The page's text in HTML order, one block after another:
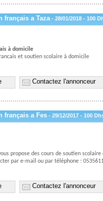
français a Taza - 28/01/2018 - 100
à domicile
et soutien scolaire à domicile
Contactez l'annonceur
français a Fes - 29/12/2017 - 100
propose des cours de soutien
par e-mail ou par téléphone :
Contactez l'annonceur